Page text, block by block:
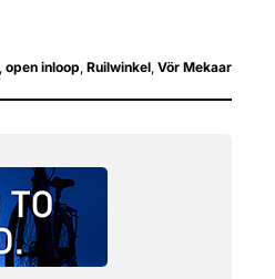
open inloop Ruilwinkel Vör Mekaar